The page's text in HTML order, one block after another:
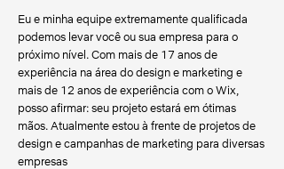
Eu e minha equipe extremamente qualificada
podemos levar você ou sua empresa para o
próximo nível. Com mais de 17 anos de
experiência na área do design e marketing e
mais de 12 anos de experiência com o Wix,
posso afirmar: seu projeto estará em ótimas
mãos. Atualmente estou à frente de projetos de
design e campanhas de marketing para diversas
empresas